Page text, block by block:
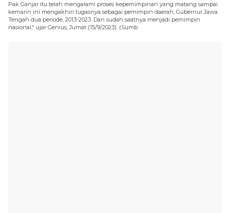
Pak Ganjar itu telah mengalami proses kepemimpinan yang matang sampai
kemarin ini mengakhiri tugasnya sebagai pemimpin daerah, Gubernur Jawa
Tengah dua periode, 2013-2023. Dan sudah saatnya menjadi pemimpin
nasional," ujar Genius, Jumat (15/9/2023). (Sumb